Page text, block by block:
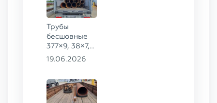
Трубы
бесшовные
377×9, 38×7,
38×8, 28×3,5,
133×12,
127×28,
19.06.2026